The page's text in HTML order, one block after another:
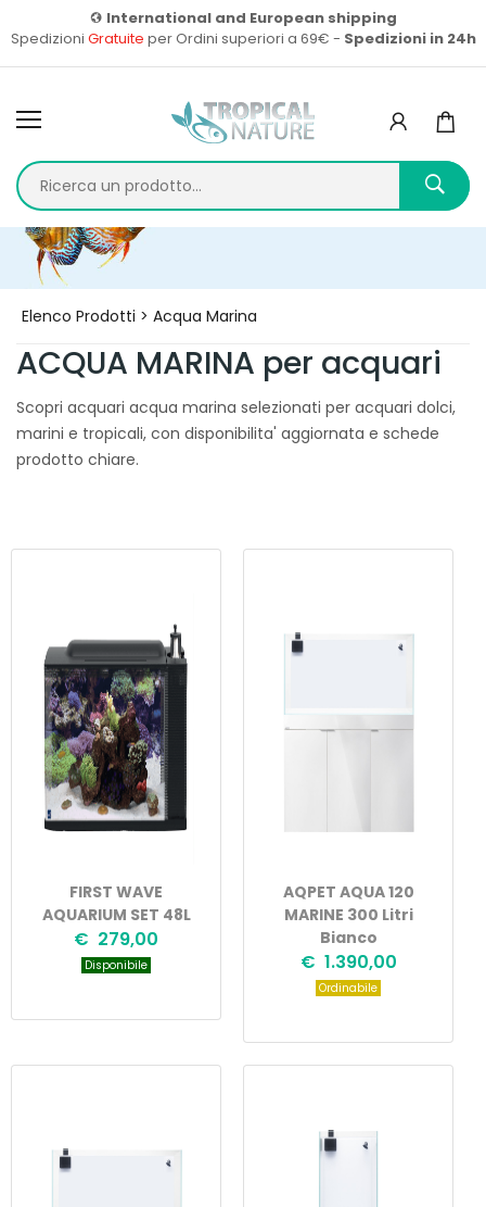
International and European shipping
Spedizioni Gratuite per Ordini superiori a 69€ - Spedizioni in 24h
Home Prodotti
Elenco Prodotti > Acqua Marina
ACQUA MARINA per acquari
Scopri acquari acqua marina selezionati per acquari dolci,
marini e tropicali, con disponibilita' aggiornata e schede
prodotto chiare.
FIRST WAVE
AQUARIUM SET 48L
€ 279,00
Disponibile
AQPET AQUA 120
MARINE 300 Litri
Bianco
€ 1.390,00
Ordinabile